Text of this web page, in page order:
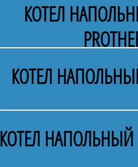
КОТЕЛ
КОТЕЛ
КОТЕЛ НАПОЛЬНЫЙ